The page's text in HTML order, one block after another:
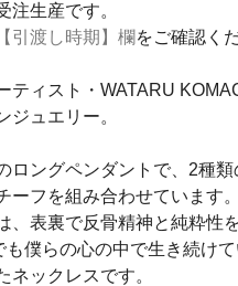
注生産です。
【引渡し時期】欄をご確認く
ティスト・WATARU
ジュエリー。
ロングペンダントで、2種類
ーフを組み合わせています。
、表裏で反骨精神と純粋性を
も僕らの心の中で生き続け
ネックレスです。